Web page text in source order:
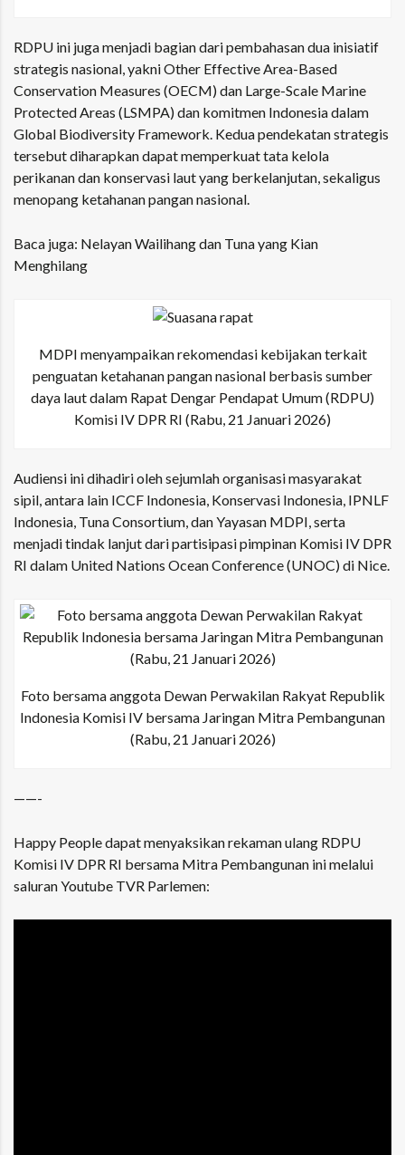
RDPU ini juga menjadi bagian dari pembahasan dua inisiatif
strategis nasional, yakniOther Effective Area-Based
Conservation Measures (OECM) dan Large-Scale Marine
Protected Areas (LSMPA) dan komitmen Indonesia dalam
Global Biodiversity Framework. Kedua pendekatan strategis
tersebut diharapkan dapat memperkuat tata kelola
perikanan dan konservasi laut yang berkelanjutan, sekaligus
menopang ketahanan pangan nasional.
Baca juga: Nelayan Wailihang dan Tuna yang Kian
Menghilang
MDPI menyampaikan rekomendasi kebijakan terkait
penguatan ketahanan pangan nasional berbasis sumber
daya laut dalam Rapat Dengar Pendapat Umum (RDPU)
Komisi IV DPR RI (Rabu, 21 Januari 2026)
Audiensi ini dihadiri oleh sejumlah organisasi masyarakat
sipil, antara lain ICCF Indonesia, Konservasi Indonesia, IPNLF
Indonesia, Tuna Consortium, dan Yayasan MDPI, serta
menjadi tindak lanjut dari partisipasi pimpinan Komisi IV DPR
RI dalam United Nations Ocean Conference (UNOC)di Nice.
Foto bersama anggota Dewan Perwakilan Rakyat Republik
Indonesia Komisi IV bersama Jaringan Mitra Pembangunan
(Rabu, 21 Januari 2026)
——-
Happy People dapat menyaksikan rekaman ulang RDPU
Komisi IV DPR RI bersama Mitra Pembangunan ini melalui
saluran Youtube TVR Parlemen: